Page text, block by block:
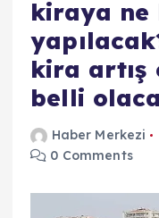
kiraya ne
kira artış
belli
Haber Merkezi
0 Comments